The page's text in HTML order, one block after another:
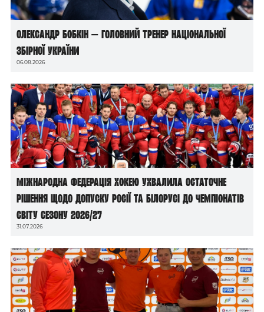
Олександр Бобкін — головний тренер національної
збірної України
06.08.2026
Міжнародна федерація хокею ухвалила остаточне
рішення щодо допуску росії та білорусі до чемпіонатів
світу сезону 2026/27
31.07.2026